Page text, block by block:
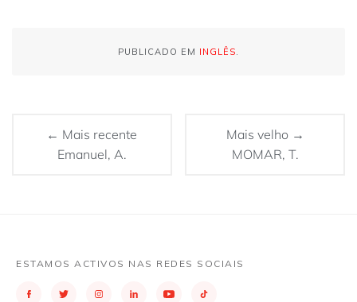
PUBLICADO EM INGLÊS.
← Mais recente
Emanuel, A.
Mais velho →
MOMAR, T.
ESTAMOS ACTIVOS NAS REDES SOCIAIS